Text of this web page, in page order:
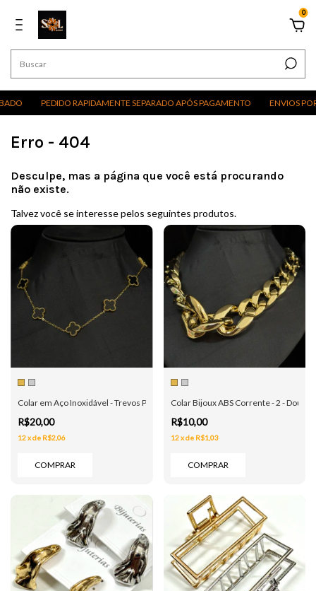
0
PEDIDO RAPIDAMENTE SEPARADO APÓS PAGAMENTO ENVIOS POR
Erro - 404
Desculpe, mas a página que você está procurando
não existe.
Talvez você se interesse pelos seguintes produtos.
Colar em Aço Inoxidável - Trevos Pretos - Dourado e Prata
R$20,00
12xde R$2,06
COMPRAR
Colar Bijoux ABS Corrente - 2 -
R$10,00
12 xde R$1,03
COMPRAR